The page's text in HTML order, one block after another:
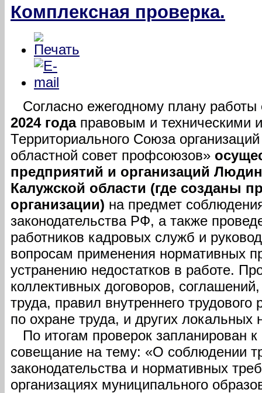
Комплексная проверка.
Согласно ежегодному плану работы
2024 годаправовым и техническими
Территориального Союза
областной совет профсоюзов»
предприятий и организаций
Калужской области (где созданы
организации) на предмет
законодательства РФ, а также
работников кадровых служб и
вопросам применения нормативных
устранению недостатков в работе.
коллективных договоров,
труда, правил внутреннего
по охране труда, и других локальных
По итогам проверок запланирован
совещание на тему: «О соблюдении
законодательства и нормативных
организациях муниципального